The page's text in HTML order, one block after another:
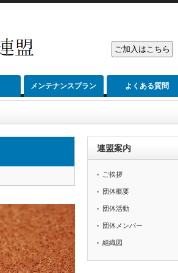
メンテナンスプラン よくある質問
連盟案内
ご挨拶
団体概要
団体活動
団体メンバー
組織図